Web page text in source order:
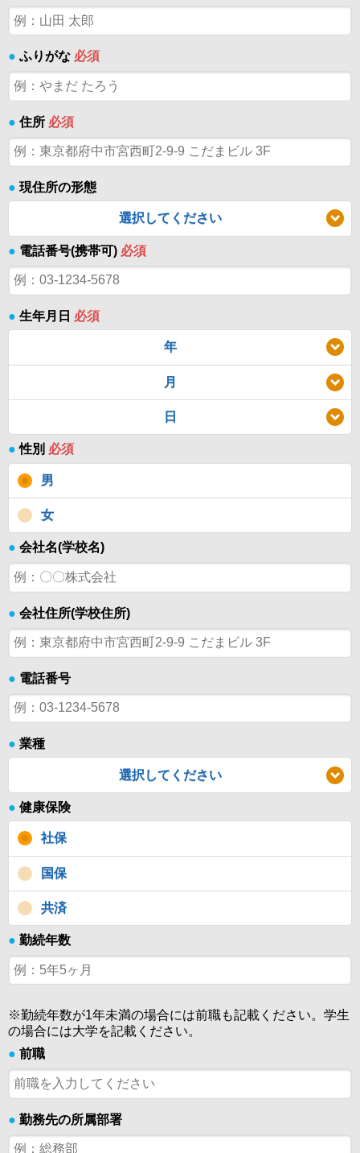
● ふりがな 必須
● 住所 必須
● 現住所の形態
選択してください
● 電話番号(携帯可) 必須
● 生年月日 必須
年
月
日
● 性別 必須
男
女
● 会社名(学校名)
● 会社住所(学校住所)
● 電話番号
● 業種
選択してください
● 健康保険
社保
国保
共済
● 勤続年数
※勤続年数が1年未満の場合には前職も記載ください。学生
の場合には大学を記載ください。
● 前職
● 勤務先の所属部署